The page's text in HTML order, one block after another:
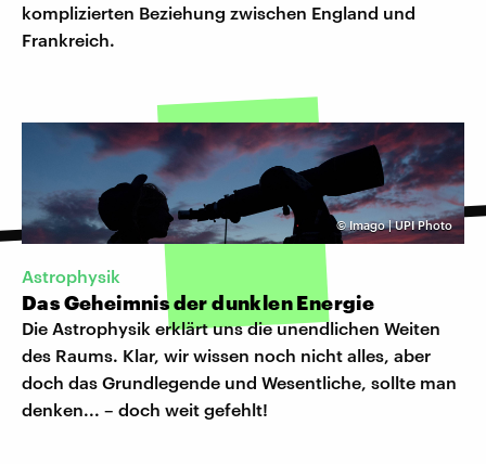
komplizierten Beziehung zwischen England und
Frankreich.
©Imago | UPI Photo
Astrophysik
Das Geheimnis der dunklen Energie
Die Astrophysik erklärt uns die unendlichen Weiten
des Raums. Klar, wir wissen noch nicht alles, aber
doch das Grundlegende und Wesentliche, sollte man
denken... – doch weit gefehlt!